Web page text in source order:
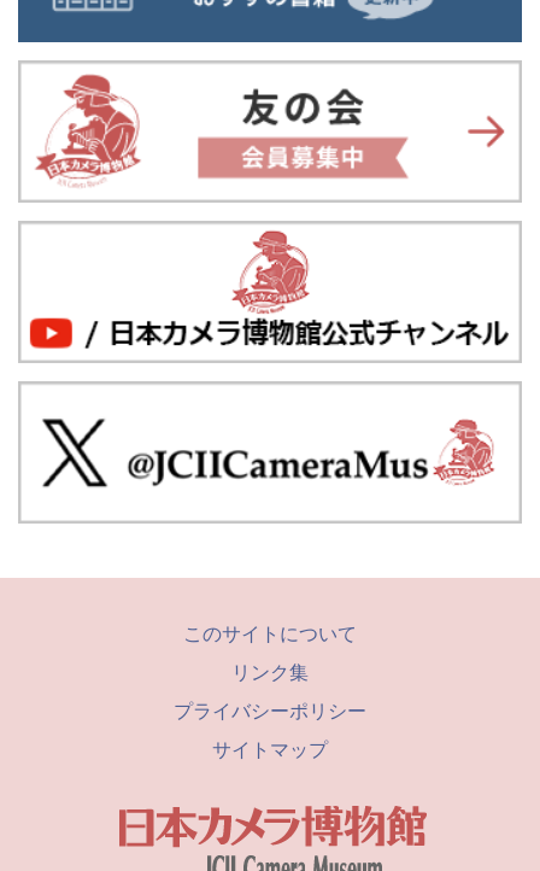
このサイトについて
リンク集
プライバシーポリシー
サイトマップ